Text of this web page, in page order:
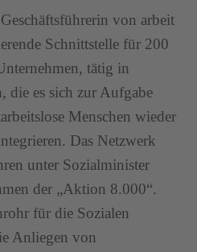
von arbeit
Schnittstelle für 200
tätig in
die es sich zur Aufgabe
Menschen wieder
Das Netzwerk
unter Sozialminister
der „Aktion 8.000“.
für die Sozialen
Anliegen von